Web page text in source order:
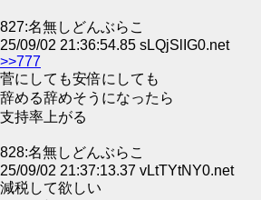
827:名無しどんぶらこ
25/09/02 21:36:54.85 sLQjSlIG0.net
>>777
菅にしても安倍にしても
辞める辞めそうになったら
支持率上がる
828:名無しどんぶらこ
25/09/02 21:37:13.37 vLtTYtNY0.net
減税して欲しい